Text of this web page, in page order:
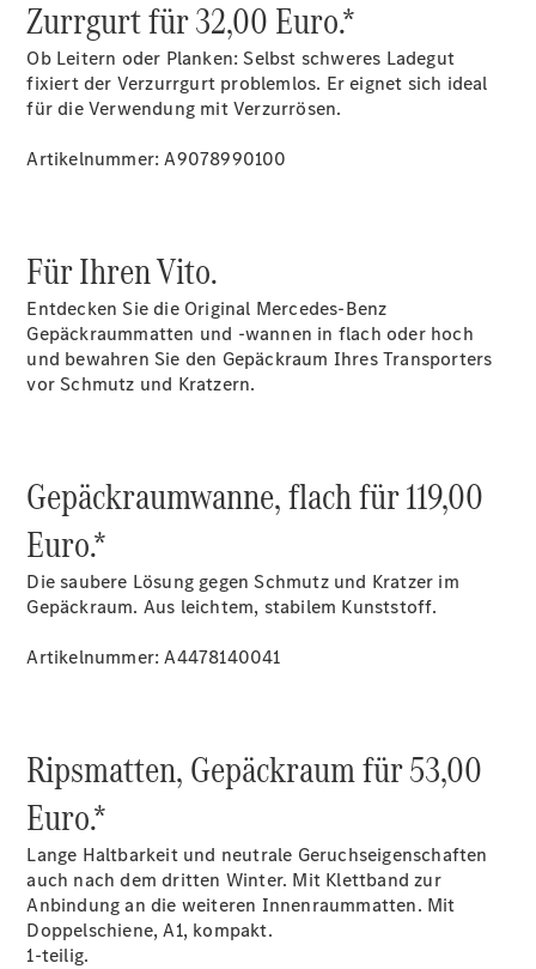
Übersicht
Transporter
Highlights
Leasing
Privatkunden
Leasing
Gewerbekunden
Mercedes-
Benz
Store
Gebrauchtwagensuche
Sprinter
eSprinter
Tourer
Sprinter
Pritschenfahrzeug
- elektrisch
Sprinter
Fahrgestell
Zurrgurt für 32,00 Euro.*
Ob Leitern oder Planken: Selbst schweres Ladegut
fixiert der Verzurrgurt problemlos. Er eignet sich ideal
für die Verwendung mit Verzurrösen.
Artikelnummer: A9078990100
Für Ihren Vito.
Entdecken Sie die Original Mercedes-Benz
Gepäckraummatten und -wannen in flach oder hoch
und bewahren Sie den Gepäckraum Ihres Transporters
vor Schmutz und Kratzern.
Gepäckraumwanne, flach für 119,00
Euro.*
Die saubere Lösung gegen Schmutz und Kratzer im
Gepäckraum. Aus leichtem, stabilem Kunststoff.
Artikelnummer: A4478140041
Ripsmatten, Gepäckraum für 53,00
Euro.*
Lange Haltbarkeit und neutrale Geruchseigenschaften
auch nach dem dritten Winter. Mit Klettband zur
Anbindung an die weiteren Innenraummatten. Mit
Doppelschiene, A1, kompakt.
1-teilig.